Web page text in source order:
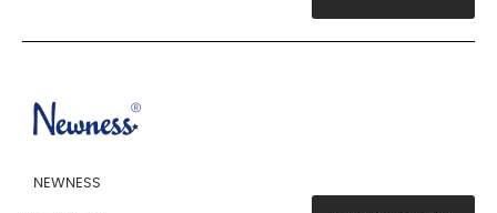
NEWNESS